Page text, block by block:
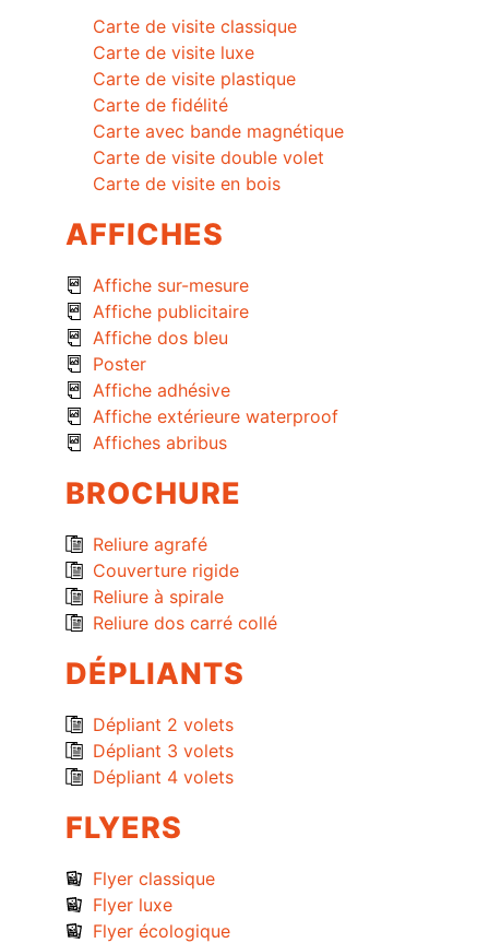
Carte de visite classique
Carte de visite luxe
Carte de visite plastique
Carte de fidélité
Carte avec bande magnétique
Carte de visite double volet
Carte de visite en bois
AFFICHES
Affiche sur-mesure
Affiche publicitaire
Affiche dos bleu
Poster
Affiche adhésive
Affiche extérieure waterproof
Affiches abribus
BROCHURE
Reliure agrafé
Couverture rigide
Reliure à spirale
Reliure dos carré collé
DÉPLIANTS
Dépliant 2 volets
Dépliant 3 volets
Dépliant 4 volets
FLYERS
Flyer classique
Flyer luxe
Flyer écologique